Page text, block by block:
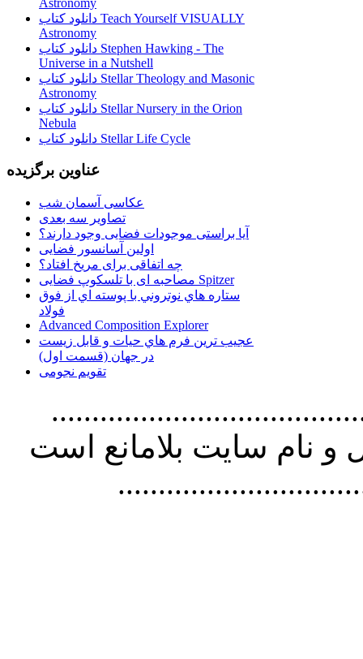
Astronomy
دانلود کتاب Teach Yourself VISUALLY
Astronomy
دانلود کتاب Stephen Hawking - The
Universe in a Nutshell
دانلود کتاب Stellar Theology and Masonic
Astronomy
دانلود کتاب Stellar Nursery in the Orion
Nebula
دانلود کتاب Stellar Life Cycle
عناوین برگزیده
عکاسی آسمان شب
تصاویر سه بعدی
آیا براستی موجودات فضایی وجود دارند؟
اولین آسانسور فضایی
چه اتفاقی برای مریخ افتاد؟
مصاحبه ای با تلسکوپ فضایی Spitzer
ستاره هاي نوتروني با پوسته اي از فوق
فولاد
Advanced Composition Explorer
عجیب ترین فرم هاي حيات و قابل زيست
در جهان (قسمت اول)
تقویم نجومی
استفاده از
نام سايت بلامانع است